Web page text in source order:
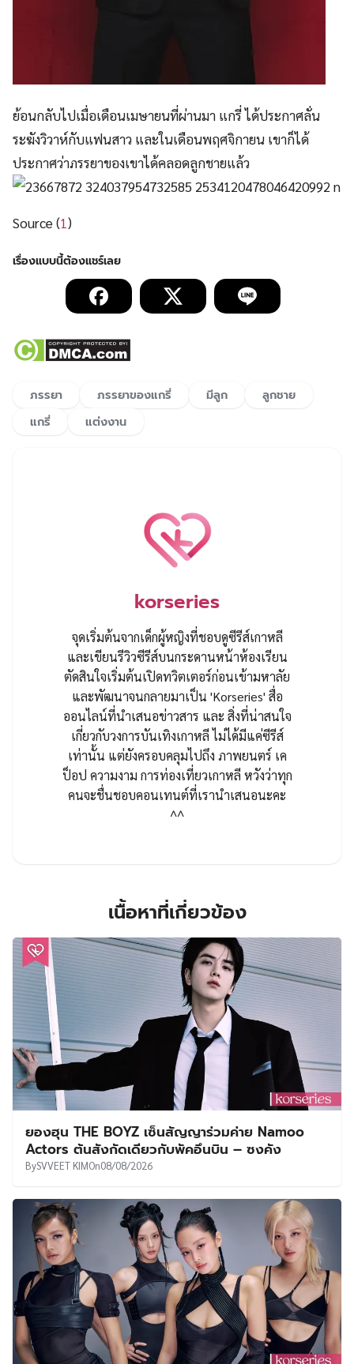
ย้อนกลับไปเมื่อเดือนเมษายนที่ผ่านมา แกรี่ ได้ประกาศลั่น
ระฆังวิวาห์กับแฟนสาว และในเดือนพฤศจิกายน เขาก็ได้
ประกาศว่าภรรยาของเขาได้คลอดลูกชายแล้ว
Source (1)
ภรรยา ภรรยาของแกรี่ มีลูก
ลูกชาย
แกรี่
แต่งงาน
korseries
จุดเริ่มต้นจากเด็กผู้หญิงที่ชอบดูซีรีส์เกาหลี
และเขียนรีวิวซีรีส์บนกระดานหน้าห้องเรียน
ตัดสินใจเริ่มต้นเปิดทวิตเตอร์ก่อนเข้ามหาลัย
และพัฒนาจนกลายมาเป็น 'Korseries' สื่อ
ออนไลน์ที่นำเสนอข่าวสาร และ สิ่งที่น่าสนใจ
เกี่ยวกับวงการบันเทิงเกาหลี ไม่ได้มีแค่ซีรีส์
เท่านั้น แต่ยังครอบคลุมไปถึง ภาพยนตร์ เค
ป็อป ความงาม การท่องเที่ยวเกาหลี หวังว่าทุก
คนจะชื่นชอบคอนเทนต์ที่เรานำเสนอนะคะ
^^
เนื้อหาที่เกี่ยวข้อง
ยองฮุน THE BOYZ เซ็นสัญญาร่วมค่าย Namoo
Actors ต้นสังกัดเดียวกับพัคอึนบิน – ซงคัง
BySVVEET KIMOn08/08/2026